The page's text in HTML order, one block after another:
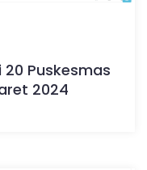
20 Puskesmas
2024